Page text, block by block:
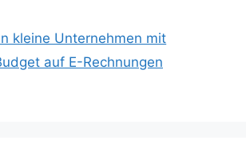
kleine Unternehmen mit
auf E-Rechnungen